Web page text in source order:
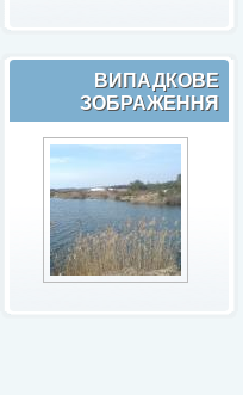
ВИПАДКОВЕ
ЗОБРАЖЕННЯ